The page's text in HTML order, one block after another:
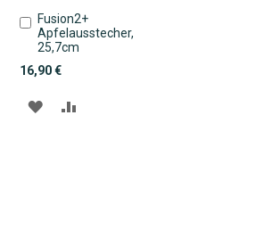
Fusion2+
Apfelausstecher,
25,7cm
16,90 €
In
den
Warenkorb
ZUR